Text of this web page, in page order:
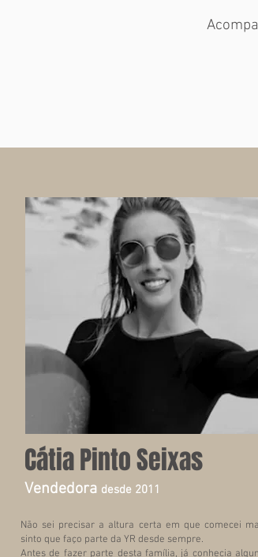
Cátia Pinto Seixas
Vendedora desde 2011
Não sei precisar a altura certa em que comecei
sinto que faço parte da YR desde sempre.
Antes de fazer parte desta família, já conhecia